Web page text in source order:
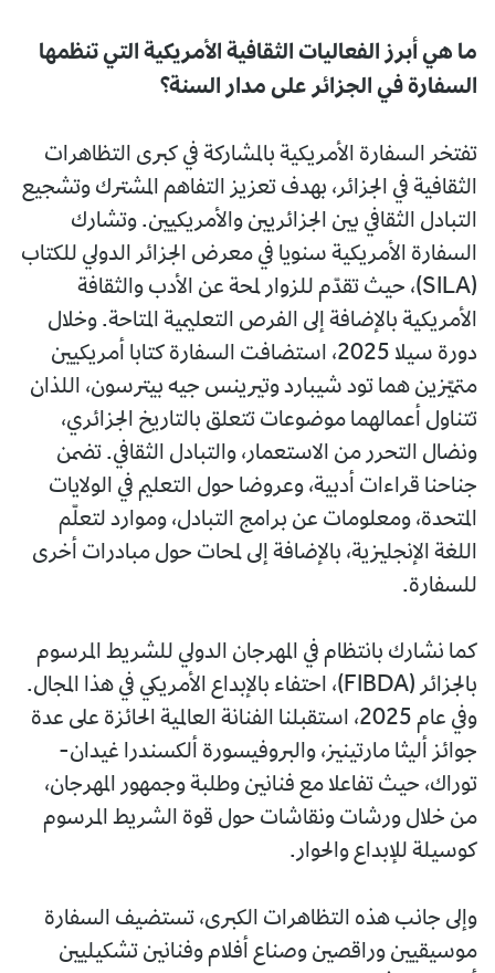
ما هي أبرز الفعاليات الثقافية الأمريكية التي تنظمها
السفارة في الجزائر على مدار السنة؟
تفتخر السفارة الأمريكية بالمشاركة في كبرى التظاهرات
الثقافية في الجزائر، بهدف تعزيز التفاهم المشترك وتشجيع
التبادل الثقافي بين الجزائريين والأمريكيين. وتشارك
السفارة الأمريكية سنويا في معرض الجزائر الدولي للكتاب
(SILA)، حيث تقدّم للزوار لمحة عن الأدب والثقافة
الأمريكية بالإضافة إلى الفرص التعليمية المتاحة. وخلال
دورة سيلا 2025، استضافت السفارة كتابا أمريكيين
متميّزين هما تود شيبارد وتيرينس جيه بيترسون، اللذان
تتناول أعمالهما موضوعات تتعلق بالتاريخ الجزائري،
ونضال التحرر من الاستعمار، والتبادل الثقافي. تضمن
جناحنا قراءات أدبية، وعروضا حول التعليم في الولايات
المتحدة، ومعلومات عن برامج التبادل، وموارد لتعلّم
اللغة الإنجليزية، بالإضافة إلى لمحات حول مبادرات أخرى
للسفارة.
كما نشارك بانتظام في المهرجان الدولي للشريط المرسوم
بالجزائر (FIBDA)، احتفاء بالإبداع الأمريكي في هذا المجال.
وفي عام 2025، استقبلنا الفنانة العالمية الحائزة على عدة
جوائز أليثا مارتينيز، والبروفيسورة ألكسندرا غيدان-
توراك، حيث تفاعلا مع فنانين وطلبة وجمهور المهرجان،
من خلال ورشات ونقاشات حول قوة الشريط المرسوم
كوسيلة للإبداع والحوار.
وإلى جانب هذه التظاهرات الكبرى، تستضيف السفارة
موسيقيين وراقصين وصناع أفلام وفنانين تشكيليين